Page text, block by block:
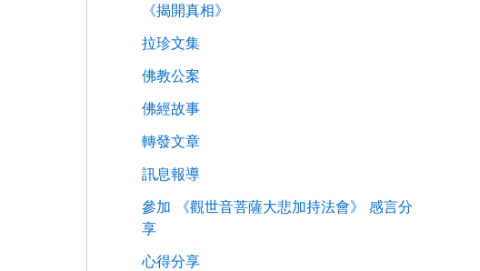
《揭開真相》
拉珍文集
佛教公案
佛經故事
轉發文章
訊息報導
參加 《觀世音菩薩大悲加持法會》 感言分
享
心得分享